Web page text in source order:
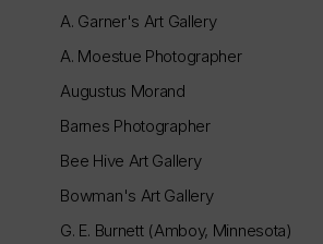
A. Garner's Art Gallery
A. Moestue Photographer
Augustus Morand
Barnes Photographer
Bee Hive Art Gallery
Bowman's Art Gallery
G. E. Burnett (Amboy, Minnesota)